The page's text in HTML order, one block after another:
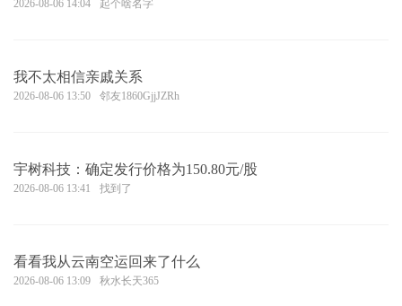
2026-08-06 14:04 起个啥名字
我不太相信亲戚关系
2026-08-06 13:50 邻友1860GjjJZRh
宇树科技：确定发行价格为150.80元/股
2026-08-06 13:41 找到了
看看我从云南空运回来了什么
2026-08-06 13:09 秋水长天365